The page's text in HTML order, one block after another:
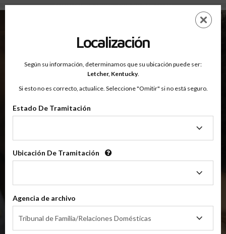
Condado De Letcher, Kentucky — Clases Para Padres En Línea
EN
OnlineParentingPrograms.com
Condado De Letcher, Kentucky
(Clase Básica De Crianza Compartida)
Localización
Según su información, determinamos que su ubicación puede ser:
Letcher, Kentucky.
Si esto no es correcto, actualice. Seleccione "Omitir" si no está seguro.
Estado De Tramitación
Tramitación
Ubicación De Tramitación
Tramitación
Agencia de archivo
Tribunal de Familia/Relaciones Domésticas
de
archivo